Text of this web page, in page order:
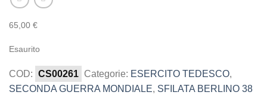
65,00 €
Esaurito
COD: CS00261 Categorie: ESERCITO TEDESCO,
SECONDA GUERRA MONDIALE, SFILATA BERLINO 38